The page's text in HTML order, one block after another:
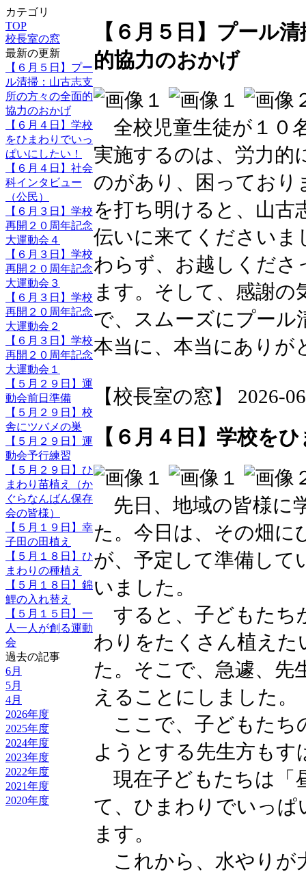
カテゴリ
TOP
校長室の窓
最新の更新
【６月５日】プー
ル清掃：山古志支
所の方々の全面的
協力のおかげ
【６月４日】学校
をひまわりでいっ
ぱいにしたい！
【６月４日】社会
科インタビュー
（公民）
【６月３日】学校
再開２０周年記念
大運動会４
【６月３日】学校
再開２０周年記念
大運動会３
【６月３日】学校
再開２０周年記念
大運動会２
【６月３日】学校
再開２０周年記念
大運動会１
【５月２９日】運
動会前日準備
【５月２９日】校
舎にツバメの巣
【５月２９日】運
動会予行練習
【５月２９日】ひ
まわり苗植え（か
ぐらなんばん保存
会の皆様）
【５月１９日】幸
子田の田植え
【５月１８日】ひ
まわりの種植え
【５月１８日】錦
鯉の入れ替え
【５月１５日】一
人一人が創る運動
会
過去の記事
6月
5月
4月
2026年度
2025年度
2024年度
2023年度
2022年度
2021年度
2020年度
【６月５日】プール
的協力のおかげ
全校児童生徒が１０
実施するのは、労力的
のがあり、困ってお
を打ち明けると、山古
伝いに来てくださいま
わらず、お越しくださ
ます。そして、感謝
で、スムーズにプール
本当に、本当にありが
【校長室の窓】 2026-
【６月４日】学校を
先日、地域の皆様に
た。今日は、その畑
が、予定して準備して
いました。
すると、子どもたち
わりをたくさん植え
た。そこで、急遽、先
えることにしました。
ここで、子どもたち
ようとする先生方も
現在子どもたちは「
て、ひまわりでいっぱ
ます。
これから、水やりが